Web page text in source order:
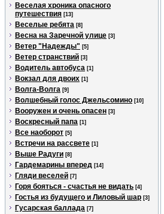
Веселая хроника опасного
путешествия [13]
Веселые ребята [8]
Весна на Заречной улице [3]
Ветер "Надежды" [5]
Ветер странствий [3]
Водитель автобуса [1]
Вокзал для двоих [1]
Волга-Волга [9]
Волшебный голос Джельсомино [10]
Вооружен и очень опасен [3]
Воскресный папа [1]
Все наоборот [5]
Встречи на рассвете [1]
Выше Радуги [8]
Гардемарины вперед [14]
Гляди веселей [7]
Горя бояться - счастья не видать [4]
Гостья из будущего и Лиловый шар [3]
Гусарская баллада [7]